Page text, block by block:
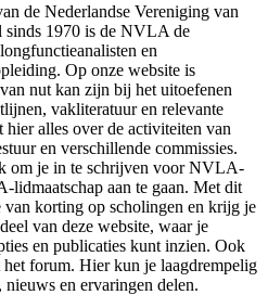
de Nederlandse Vereniging van
sinds 1970 is de NVLA de
en
Op onze website is
nut kan zijn bij het uitoefenen
vakliteratuur en relevante
hier alles over de activiteiten van
en verschillende commissies.
om je in te schrijven voor NVLA-
lidmaatschap aan te gaan. Met dit
van korting op scholingen en krijg je
van deze website, waar je
en publicaties kunt inzien. Ook
forum. Hier kun je laagdrempelig
en ervaringen delen.